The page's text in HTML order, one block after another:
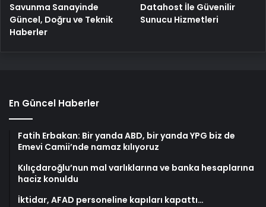
Savunma Sanayinde
Güncel, Doğru ve Teknik
Haberler
Datahost İle Güvenilir
Sunucu Hizmetleri
En Güncel Haberler
Fatih Erbakan: Bir yanda ABD, bir yanda YPG biz de
Emevi Camii’nde namaz kılıyoruz
Kılıçdaroğlu’nun mal varlıklarına ve banka hesaplarına
haciz konuldu
İktidar, AFAD personeline kapıları kapattı…